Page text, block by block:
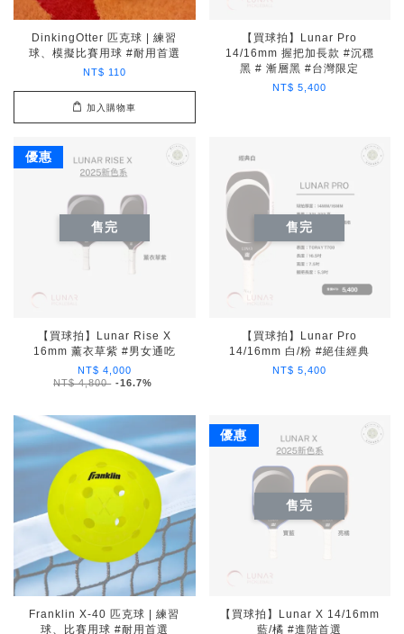
DinkingOtter 匹克球 | 練習
球、模擬比賽用球 #耐用首選
NT$ 110
加入購物車
【買球拍】Lunar Pro
14/16mm 握把加長款 #沉穩
黑 # 漸層黑 #台灣限定
NT$ 5,400
優惠
售完
【買球拍】Lunar Rise X
16mm 薰衣草紫 #男女通吃
NT$ 4,000
NT$ 4,800 -16.7%
售完
【買球拍】Lunar Pro
14/16mm 白/粉 #絕佳經典
NT$ 5,400
Franklin X-40 匹克球 | 練習
球、比賽用球 #耐用首選
優惠
售完
【買球拍】Lunar X 14/16mm
藍/橘 #進階首選